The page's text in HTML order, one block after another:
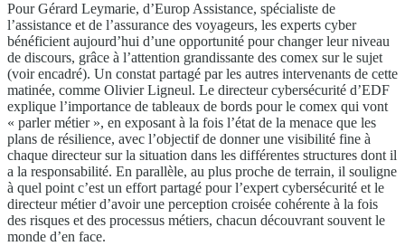
Pour Gérard Leymarie, d’Europ Assistance, spécialiste de
l’assistance et de l’assurance des voyageurs, les experts cyber
bénéficient aujourd’hui d’une opportunité pour changer leur niveau
de discours, grâce à l’attention grandissante des comex sur le sujet
(voir encadré). Un constat partagé par les autres intervenants de cette
matinée, comme Olivier Ligneul. Le directeur cybersécurité d’EDF
explique l’importance de tableaux de bords pour le comex qui vont
« parler métier », en exposant à la fois l’état de la menace que les
plans de résilience, avec l’objectif de donner une visibilité fine à
chaque directeur sur la situation dans les différentes structures dont il
a la responsabilité. En parallèle, au plus proche de terrain, il souligne
à quel point c’est un effort partagé pour l’expert cybersécurité et le
directeur métier d’avoir une perception croisée cohérente à la fois
des risques et des processus métiers, chacun découvrant souvent le
monde d’en face.